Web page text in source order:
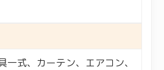
一式、カーテン、エアコン、